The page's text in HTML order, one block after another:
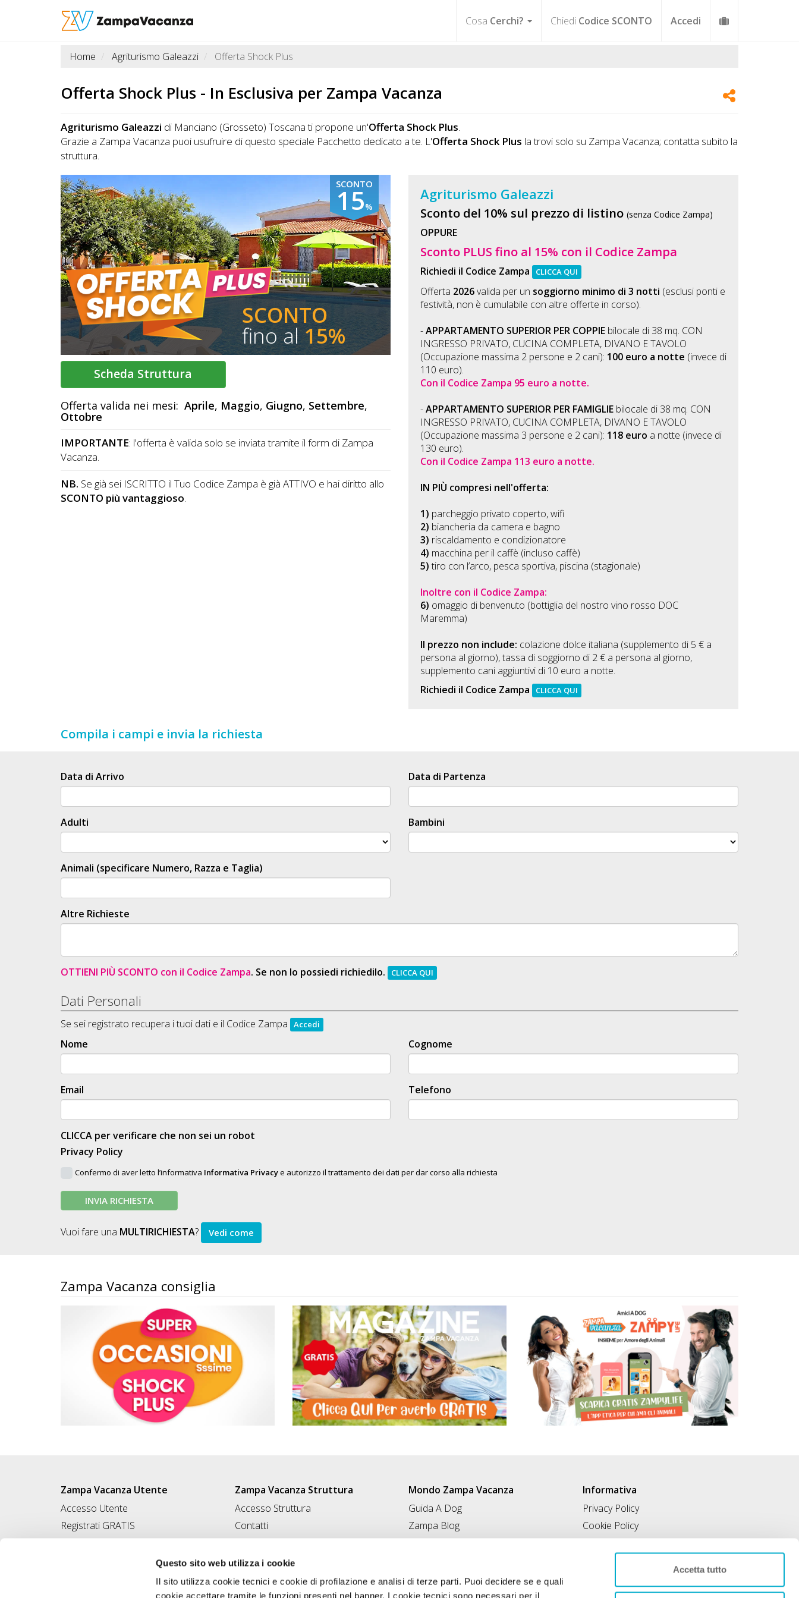
Questo sito web utilizza i cookie
Il sito utilizza cookie tecnici e cookie di profilazione e analisi di terze parti. Puoi decidere se e quali
cookie accettare tramite le funzioni presenti nel banner. I cookie tecnici sono necessari per il
Accetta tutto
Cosa Cerchi? Chiedi Codice SCONTO Accedi
STRUTTURE
LUOGHI
OFFERTE
CHIEDI
SCONTO
Video
Tutorial
Home Agriturismo Galeazzi Offerta Shock Plus
Offerta Shock Plus - In Esclusiva per Zampa Vacanza
Agriturismo Galeazzi di Manciano (Grosseto) Toscana ti propone un'Offerta Shock Plus
Grazie a Zampa Vacanza puoi usufruire di questo speciale Pacchetto dedicato a te. L'Offerta Shock Plus la trovi solo su Zampa Vacanza; contatta subito la
struttura.
SCONTO
fino al15%
SCONTO
15%
Scheda Struttura
Offerta valida nei mesi: Aprile, Maggio, Giugno, Settembre,
Ottobre
IMPORTANTE: l'offerta è valida solo se inviata tramite il form di Zampa
Vacanza.
NB. Se già sei ISCRITTO il Tuo Codice Zampa è già ATTIVO e hai diritto allo
SCONTO più vantaggioso.
Agriturismo Galeazzi
Sconto del 10% sul prezzo di listino (senza Codice Zampa)
OPPURE
Sconto PLUS fino al 15% con il Codice Zampa
Richiedi il Codice Zampa CLICCA QUI
Offerta 2026valida per un soggiorno minimo di 3 notti (esclusi ponti e
festività, non è cumulabile con altre offerte in corso).
-APPARTAMENTO SUPERIOR PER COPPIE bilocale di 38 mq. CON
INGRESSO PRIVATO, CUCINA COMPLETA, DIVANO E TAVOLO
(Occupazione massima 2 persone e 2 cani): 100 euro a notte (invece di
110 euro).
Con il Codice Zampa 95 euro a notte.
-APPARTAMENTO SUPERIOR PER FAMIGLIE bilocale di 38 mq. CON
INGRESSO PRIVATO, CUCINA COMPLETA, DIVANO E TAVOLO
(Occupazione massima 3 persone e 2 cani): 118 euro a notte (invece di
130 euro).
Con il Codice Zampa 113 euro a notte.
IN PIÙ compresi nell'offerta:
1) parcheggio privato coperto, wifi
2) biancheria da camera e bagno
3) riscaldamento e condizionatore
4) macchina per il caffè (incluso caffè)
5) tiro con l’arco, pesca sportiva, piscina (stagionale)
Inoltre con il Codice Zampa:
6) omaggio di benvenuto (bottiglia del nostro vino rosso DOC
Maremma)
Il prezzo non include: colazione dolce italiana (supplemento di 5 € a
persona al giorno), tassa di soggiorno di 2 € a persona al giorno,
supplemento cani aggiuntivi di 10 euro a notte.
Richiedi il Codice Zampa
CLICCA QUI
Compila i campi e invia la richiesta
Data di Arrivo Data di Partenza
Adulti Bambini
Animali (specificare Numero, Razza e Taglia)
Altre Richieste
OTTIENI PIÙ SCONTO con il Codice Zampa. Se non lo possiedi richiedilo. CLICCA QUI
Dati Personali
Se sei registrato recupera i tuoi dati e il Codice Zampa Accedi
Nome Cognome
Email Telefono
CLICCA per verificare che non sei un robot
Privacy Policy
Confermo di aver letto l’informativa Informativa Privacye autorizzo il trattamento dei dati per dar corso alla richiesta
INVIA RICHIESTA
Vuoi fare una MULTIRICHIESTA? Vedi come
Zampa Vacanza consiglia
Zampa Vacanza Utente
Accesso Utente
Registrati GRATIS
Condividi Zampa Vacanza
Campagna Contro l'Abbandono
Zampa Vacanza Struttura
Accesso Struttura
Contatti
Pubblicità
Iscrivi Struttura
Mondo Zampa Vacanza
Guida A Dog
Zampa Blog
Collaborazioni
Informativa
Privacy Policy
Cookie Policy
Modifica consensi Cookie
Contratto di inclusione